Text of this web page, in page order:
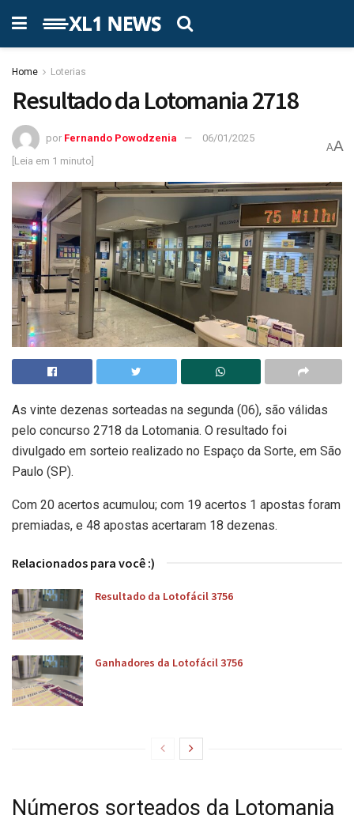
Home Loterias
Resultado da Lotomania 2718
por Fernando Powodzenia
06/01/2025
[Leia em 1 minuto]
AA
As vinte dezenas sorteadas na segunda (06), são válidas
pelo concurso 2718 da Lotomania. O resultado foi
divulgado em sorteio realizado no Espaço da Sorte, em São
Paulo (SP).
Com 20 acertos acumulou; com 19 acertos 1 apostas foram
premiadas, e 48 apostas acertaram 18 dezenas.
Relacionados para você :)
Resultado da Lotofácil 3756
Ganhadores da Lotofácil 3756
Números sorteados da Lotomania